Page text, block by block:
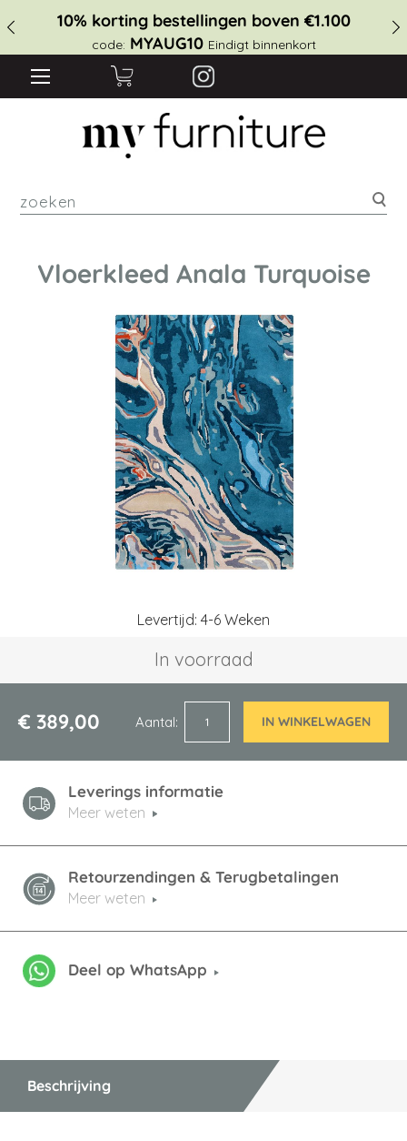
10% korting bestellingen boven €1.100
code: MYAUG10 Eindigt binnenkort
Vloerkleed Anala Turquoise
Levertijd: 4-6 Weken
In voorraad
€ 389,00 Aantal IN WINKELWAGEN
Leverings informatie
Meer weten
Retourzendingen & Terugbetalingen
Meer weten
Deel op WhatsApp
afbeeldingen-
gallerij
Beschrijving